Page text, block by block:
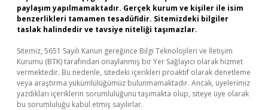
paylaşım yapılmamaktadır. Gerçek kurum ve kişiler ile isim
benzerlikleri tamamen tesadüfidir. Sitemizdeki bilgiler
taslak halindedir ve tavsiye niteliği taşımazlar.
Sitemiz, 5651 Sayılı Kanun gereğince Bilgi Teknolojileri ve İletişim
Kurumu (BTK) tarafından onaylanmış bir Yer Sağlayıcı olarak hizmet
vermektedir. Bu nedenle, sitedeki içerikleri proaktif olarak denetleme
veya araştırma yükümlülüğümüz bulunmamaktadır. Ancak, üyelerimiz
yazdıkları içeriklerin sorumluluğunu taşımakta olup, siteye üye olarak
bu sorumluluğu kabul etmiş sayılırlar.